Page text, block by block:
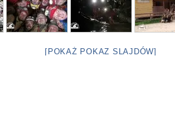
[POKAŻ POKAZ SLAJDÓW]